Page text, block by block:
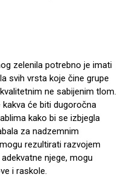
zelenila potrebno je imati
svih vrsta koje čine grupe
ne sabijenim tlom.
će biti dugoročna
kako bi se izbjegla
za nadzemnim
rezultirati razvojem
njege, mogu
i raskole.